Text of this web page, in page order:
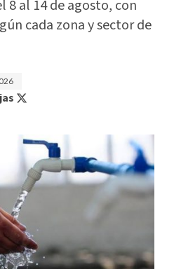
8 al 14 de agosto, con
cada zona y sector de